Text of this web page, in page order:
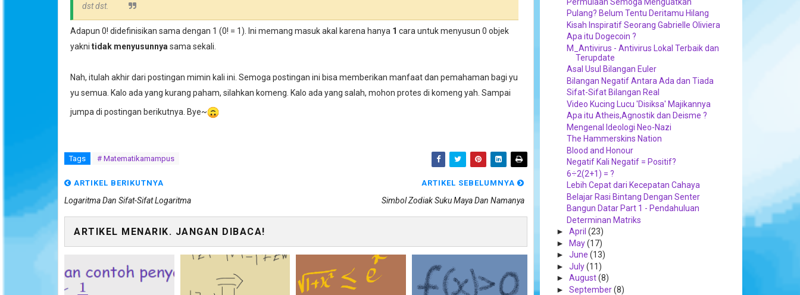
dst dst.
Adapun 0! didefinisikan sama dengan 1 (0! = 1). Ini memang masuk akal karena hanya 1 cara untuk menyusun 0 objek
yakni tidak menyusunnya sama sekali.
Nah, itulah akhir dari postingan mimin kali ini. Semoga postingan ini bisa memberikan manfaat dan pemahaman bagi yu
yu semua. Kalo ada yang kurang paham, silahkan komeng. Kalo ada yang salah, mohon protes di komeng yah. Sampai
jumpa di postingan berikutnya. Bye~
Tags # Matematikamampus
ARTIKEL BERIKUTNYA
Logaritma Dan Sifat-Sifat Logaritma
ARTIKEL SEBELUMNYA
Simbol Zodiak Suku Maya Dan Namanya
ARTIKEL MENARIK. JANGAN DIBACA!
Pulang? Belum Tentu Deritamu Hilang
Kisah Inspiratif Seorang Gabrielle Oliviera
Apa itu Dogecoin ?
M_Antivirus - Antivirus Lokal Terbaik dan
Terupdate
Asal Usul Bilangan Euler
Bilangan Negatif Antara Ada dan Tiada
Sifat-Sifat Bilangan Real
Video Kucing Lucu 'Disiksa' Majikannya
Apa itu Atheis,Agnostik dan Deisme ?
Mengenal Ideologi Neo-Nazi
The Hammerskins Nation
Blood and Honour
Negatif Kali Negatif = Positif?
6÷2(2+1) = ?
Lebih Cepat dari Kecepatan Cahaya
Belajar Rasi Bintang Dengan Senter
Bangun Datar Part 1 - Pendahuluan
Determinan Matriks
► April (23)
►
May(17)
► June (13)
► July(11)
► August(8)
► September(8)